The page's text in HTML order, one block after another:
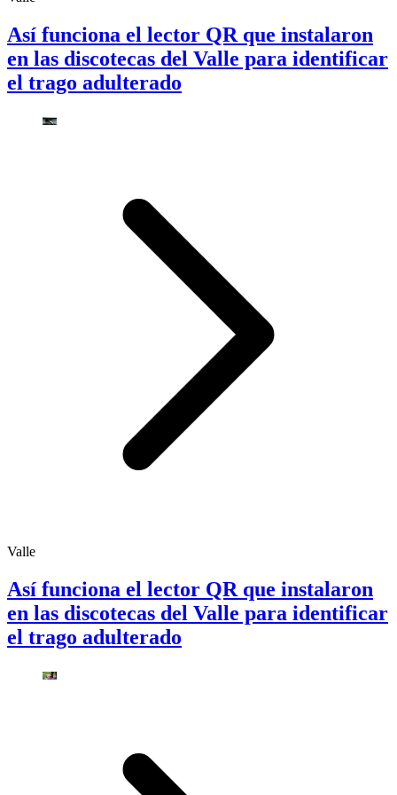
Así funciona el lector QR que instalaron
en las discotecas del Valle para identificar
el trago adulterado
Valle
Así funciona el lector QR que instalaron
en las discotecas del Valle para identificar
el trago adulterado